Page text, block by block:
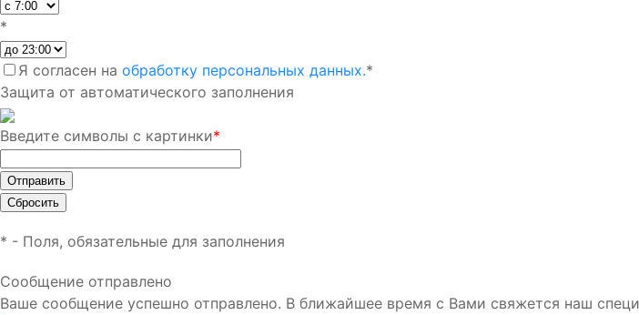
*
Я согласен на обработку персональных данных.*
Защита от автоматического заполнения
Введите символы с картинки*
* - Поля, обязательные для заполнения
Сообщение отправлено
Ваше сообщение успешно отправлено. В ближайшее время с Вами свяжется наш